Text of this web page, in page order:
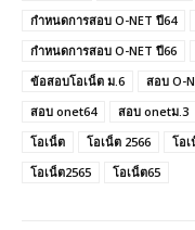
กำหนดการสอบ O-NET ปี64
กำหนดการสอบ O-NET ปี66
ข้อสอบโอเน็ต ม.6
สอบ O-
สอบ onet64
สอบ onetม.3
โอเน็ต
โอเน็ต 2566 โอ
โอเน็ต2565
โอเน็ต65